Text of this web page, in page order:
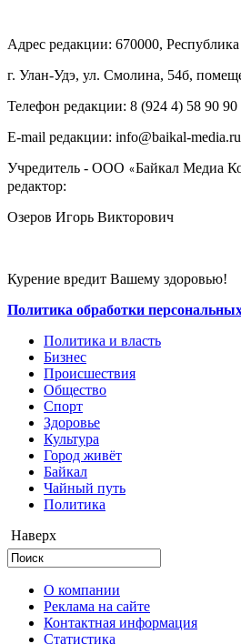
Адрес редакции: 670000, Республика
г. Улан-Удэ, ул. Смолина, 54б,
Телефон редакции: ‎‎8 (924 4) 58 90 90
E-mail редакции: info@baikal-media.ru
Учредитель - ООО «Байкал Медиа
редактор:
Озеров Игорь Викторович
Курение вредит Вашему здоровью!
Политика обработки
Политика и власть
Бизнес
Происшествия
Общество
Cпорт
Здоровье
Культура
Город живёт
Байкал
Чайный путь
Политика
Наверх
О компании
Реклама на сайте
Контактная информация
Статистика